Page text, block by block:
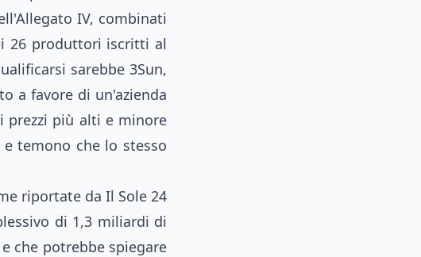
IV, combinati
26 produttori iscritti al
sarebbe 3Sun,
a favore di un'azienda
prezzi più alti e minore
temono che lo stesso
riportate da Il Sole 24
di 1,3 miliardi di
che potrebbe spiegare